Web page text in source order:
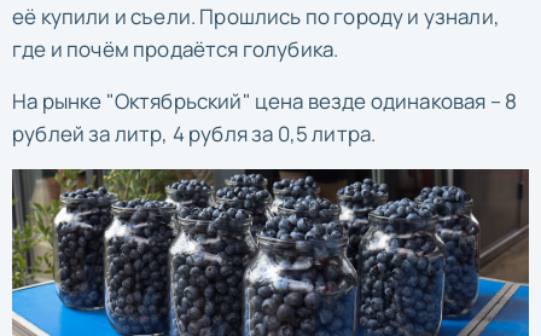
её купили и съели. Прошлись по городу и узнали,
где и почём продаётся голубика.
На рынке "Октябрьский" цена везде одинаковая – 8
рублей за литр, 4 рубля за 0,5 литра.